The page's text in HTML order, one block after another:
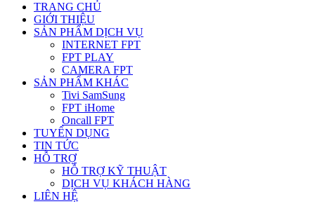
TRANG CHỦ
GIỚI THIỆU
SẢN PHẨM DỊCH VỤ
INTERNET FPT
FPT PLAY
CAMERA FPT
SẢN PHẨM KHÁC
Tivi SamSung
FPT iHome
Oncall FPT
TUYỂN DỤNG
TIN TỨC
HỖ TRỢ
HỖ TRỢ KỸ THUẬT
DỊCH VỤ KHÁCH HÀNG
LIÊN HỆ